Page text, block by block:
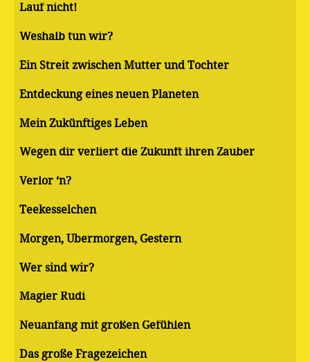
Lauf nicht!
Weshalb tun wir?
Ein Streit zwischen Mutter und Tochter
Entdeckung eines neuen Planeten
Mein Zukünftiges Leben
Wegen dir verliert die Zukunft ihren Zauber
Verlor ‘n?
Teekesselchen
Morgen, Übermorgen, Gestern
Wer sind wir?
Magier Rudi
Neuanfang mit großen Gefühlen
Das große Fragezeichen